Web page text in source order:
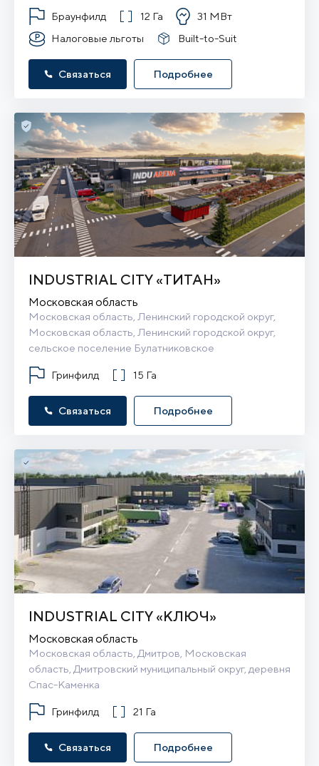
Браунфилд 12 Га
31 МВт
Налоговые льготы
Built-to-Suit
Связаться Подробнее
INDUSTRIAL CITY «ТИТАН»
Московская область
Московская область, Ленинский городской округ,
Московская область, Ленинский городской округ,
сельское поселение Булатниковское
Гринфилд 15 Га
Связаться Подробнее
INDUSTRIAL CITY «КЛЮЧ»
Московская область
Московская область, Дмитров, Московская
область, Дмитровский муниципальный округ, деревня
Спас-Каменка
Гринфилд 21 Га
Связаться Подробнее